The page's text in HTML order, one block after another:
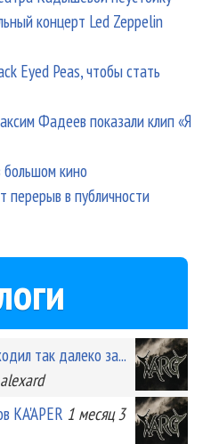
концерт Led Zeppelin
Eyed Peas, чтобы стать
Фадеев показали клип «Я
кино
перерыв в публичности
так далеко за...
alexard
KA'APER 1 месяц 3